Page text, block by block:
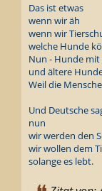
Das ist etwas
wenn wir äh
wenn wir
welche Hunde
Nun - Hunde
und ältere
Weil die
Und Deutsche
nun
wir werden den
wir wollen dem
solange es lebt.